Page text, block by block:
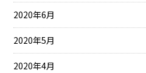
2020年6月
2020年5月
2020年4月